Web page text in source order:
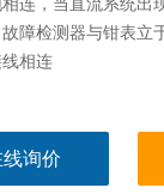
障检测器与钳表立
相连
询价